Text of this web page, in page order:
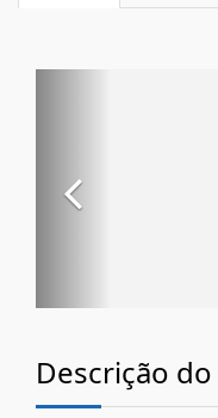
Descrição do